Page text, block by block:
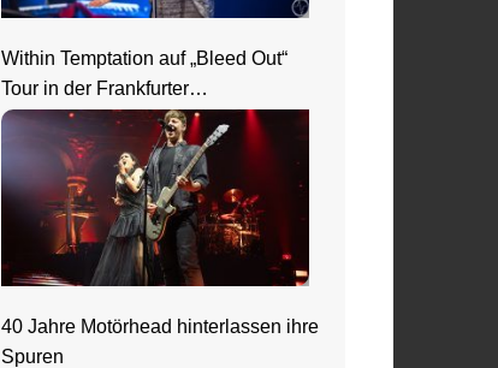
Within Temptation auf „Bleed Out“
Tour in der Frankfurter
Jahrhunderthalle
40 Jahre Motörhead hinterlassen ihre
Spuren